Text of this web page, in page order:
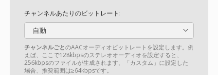
チャンネルあたりのビットレート:
自動
チャンネルごとのAACオーディオビットレートを設定します。例
えば、ここで128kbpsのステレオオーディオを設定すると、
256kbpsのファイルが生成されます。「カスタム」に設定した
場合、推奨範囲は≥64kbpsです。